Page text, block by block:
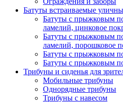
Батуты встраиваемые
Батуты с прыжковым
ламелий, цинковое
Батуты с прыжковым
ламелий, порошковое
Батуты с прыжковым
Батуты с прыжковым
Трибуны и сиденья для
Мобильные трибуны
Однорядные трибуны
Трибуны с навесом